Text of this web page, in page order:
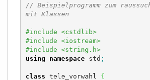
// Beispielprogramm zum
mit Klassen
#include <cstdlib>
#include <iostream>
#include <string.h>
using
namespace std ;
class tele_vorwahl {